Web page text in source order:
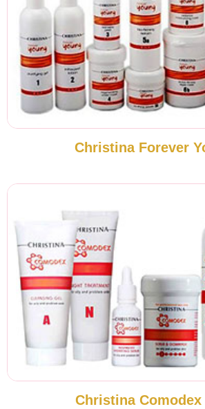
Christina Forever
Christina Comodex